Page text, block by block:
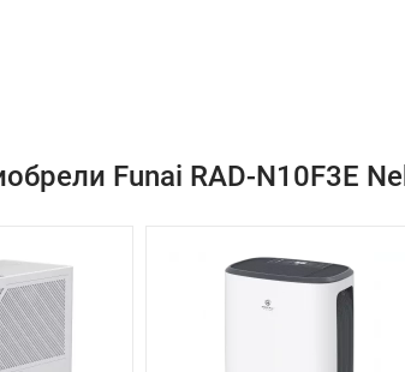
Funai RAD-N10F3E